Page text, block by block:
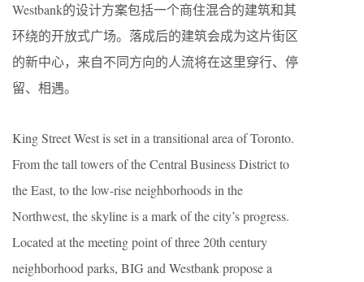
Westbank的设计方案包括一个商住混合的建筑和其
环绕的开放式广场。落成后的建筑会成为这片街区
的新中心，来自不同方向的人流将在这里穿行、停
留、相遇。
King Street West is set in a transitional area of Toronto.
From the tall towers of the Central Business District to
the East, to the low-rise neighborhoods in the
Northwest, the skyline is a mark of the city’s progress.
Located at the meeting point of three 20th century
neighborhood parks, BIG and Westbank propose a